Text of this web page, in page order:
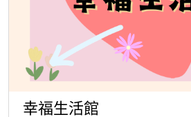
幸福生活館